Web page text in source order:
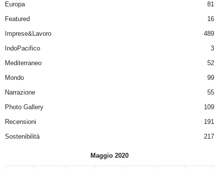
Europa
81
Featured
16
Imprese&Lavoro
489
IndoPacifico
3
Mediterraneo
52
Mondo
99
Narrazione
55
Photo Gallery
109
Recensioni
191
Sostenibilità
217
Maggio 2020